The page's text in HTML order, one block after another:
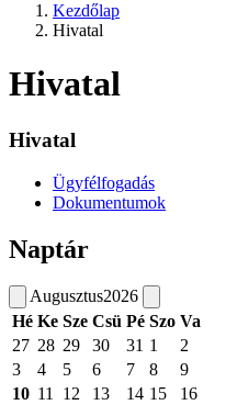
Kezdőlap
Hivatal
Hivatal
Hivatal
Ügyfélfogadás
Dokumentumok
Naptár
Augusztus2026
Hé Ke Sze Csü Pé Szo Va
27 28 29 30 31 1
2
3
4 5 6 7 8
9
10 11 12 13 14 15
16